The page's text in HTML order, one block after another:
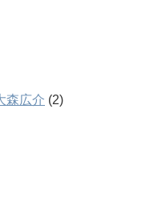
森広介 (2)